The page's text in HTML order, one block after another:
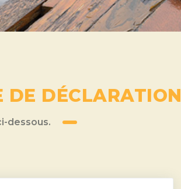
DE DÉCLARATION
dessous.